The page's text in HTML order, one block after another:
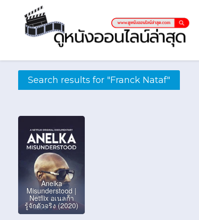
Search results for "Franck Nataf"
Anelka
Misunderstood |
Netflix อเนลก้า
รู้จักตัวจริง (2020)